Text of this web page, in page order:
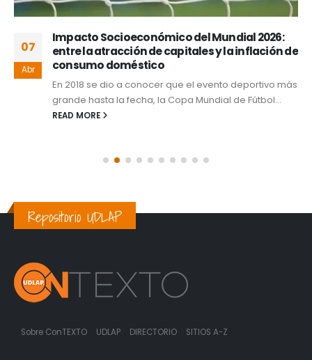
07
Abr
Impacto Socioeconómico del Mundial 2026:
entre la atracción de capitales y la inflación de
consumo doméstico
En 2018 se dio a conocer que el evento deportivo más
grande hasta la fecha, la Copa Mundial de Fútbol...
READ MORE
Repositorio UDLAP
Sobre ConTEXTO UDLAP DIRECTORIO SITIOS A-Z